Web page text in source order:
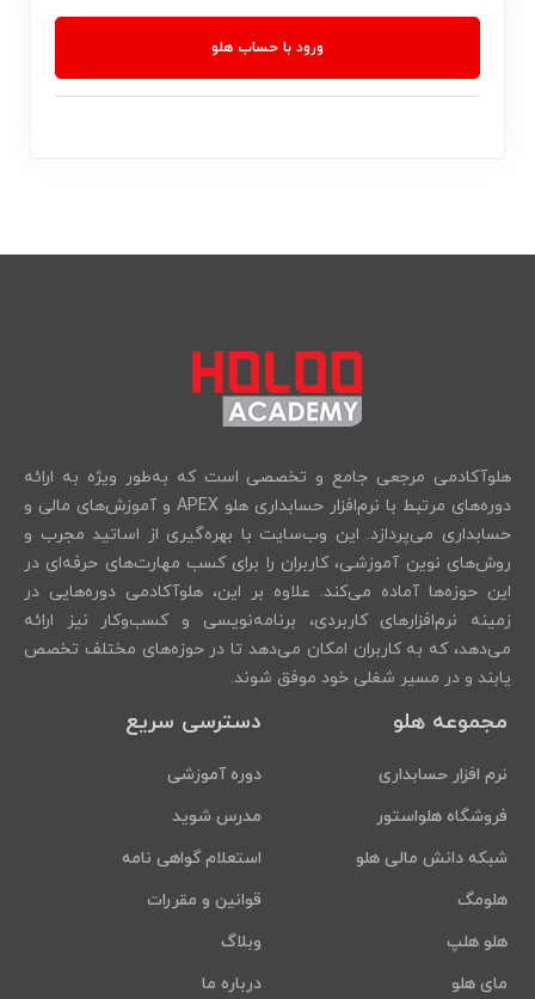
ورود با حساب هلو
هلوآکادمی مرجعی جامع و تخصصی است که به‌طور ویژه به ارائه
دوره‌های مرتبط با نرم‌افزار حسابداری هلو APEX و آموزش‌های مالی و
حسابداری می‌پردازد. این وب‌سایت با بهره‌گیری از اساتید مجرب و
روش‌های نوین آموزشی، کاربران را برای کسب مهارت‌های حرفه‌ای در
این حوزه‌ها آماده می‌کند. علاوه بر این، هلوآکادمی دوره‌هایی در
زمینه نرم‌افزارهای کاربردی، برنامه‌نویسی و کسب‌وکار نیز ارائه
می‌دهد، که به کاربران امکان می‌دهد تا در حوزه‌های مختلف تخصص
یابند و در مسیر شغلی خود موفق شوند.
مجموعه هلو
نرم افزار حسابداری
فروشگاه هلواستور
شبکه دانش مالی هلو
هلومگ
هلو هلپ
مای هلو
دسترسی سریع
دوره آموزشی
مدرس شوید
استعلام گواهی نامه
قوانین و مقررات
وبلاگ
درباره ما